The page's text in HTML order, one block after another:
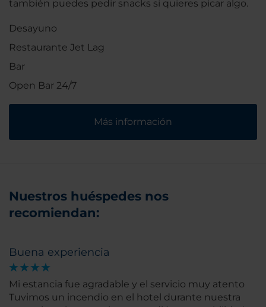
también puedes pedir snacks si quieres picar algo.
Desayuno
Restaurante Jet Lag
Bar
Open Bar 24/7
Más información
Nuestros huéspedes nos
recomiendan:
Buena experiencia
Mi estancia fue agradable y el servicio muy atento
Tuvimos un incendio en el hotel durante nuestra